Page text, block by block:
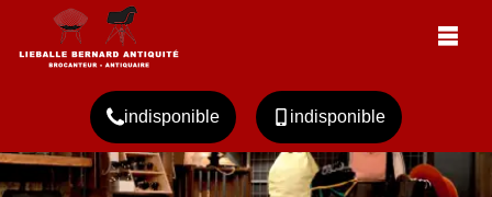
indisponible indisponible